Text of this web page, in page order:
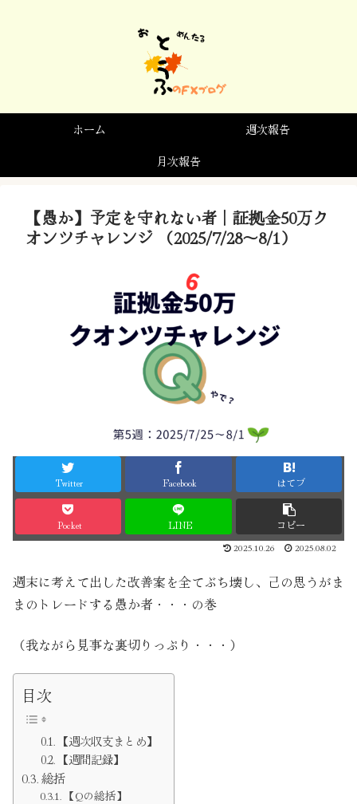
ホーム
週次報告
月次報告
【愚か】予定を守れない者｜証拠金50万ク
オンツチャレンジ （2025/7/28～8/1）
Twitter Facebook はてブ
Pocket LINE コピー
2025.10.26 2025.08.02
週末に考えて出した改善案を全てぶち壊し、己の思うがま
まのトレードする愚か者・・・の巻
（我ながら見事な裏切りっぷり・・・）
目次
【週次収支まとめ】
【週間記録】
総括
【Qの総括】